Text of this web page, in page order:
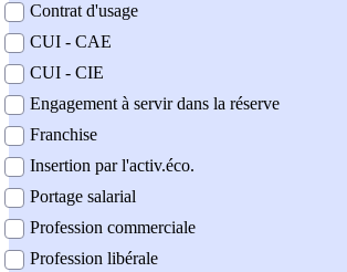
Contrat d'usage
CUI - CAE
CUI - CIE
Engagement à servir dans la réserve
Franchise
Insertion par l'activ.éco.
Portage salarial
Profession commerciale
Profession libérale